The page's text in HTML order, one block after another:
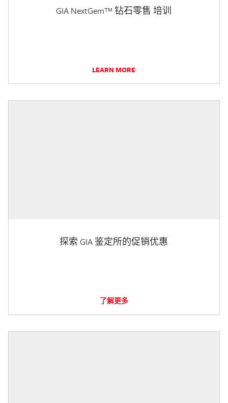
GIA NextGem™ 钻石零售 培训
LEARN MORE
探索 GIA 鉴定所的促销优惠
了解更多